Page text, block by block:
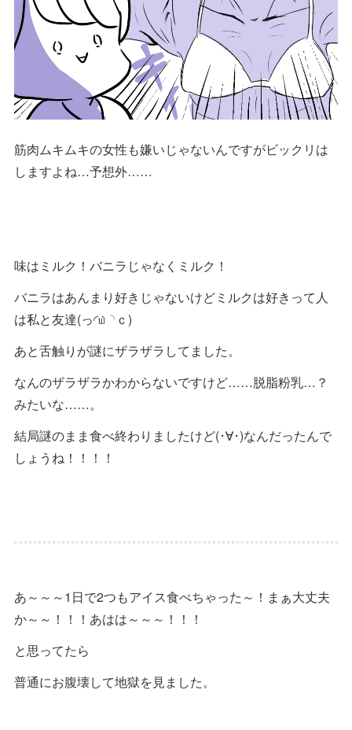
筋肉ムキムキの女性も嫌いじゃないんですがビックリは
しますよね…予想外……
味はミルク！バニラじゃなくミルク！
バニラはあんまり好きじゃないけどミルクは好きって人
は私と友達(っ◜௰◝ｃ)
あと舌触りが謎にザラザラしてました。
なんのザラザラかわからないですけど……脱脂粉乳…？
みたいな……。
結局謎のまま食べ終わりましたけど(･∀･)なんだったんで
しょうね！！！！
あ～～～1日で2つもアイス食べちゃった～！まぁ大丈夫
か～～！！！あはは～～～！！！
と思ってたら
普通にお腹壊して地獄を見ました。